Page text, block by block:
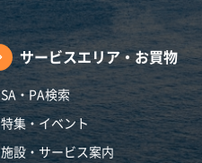
サービスエリア・お買物
SA・PA検索
特集・イベント
施設・サービス案内